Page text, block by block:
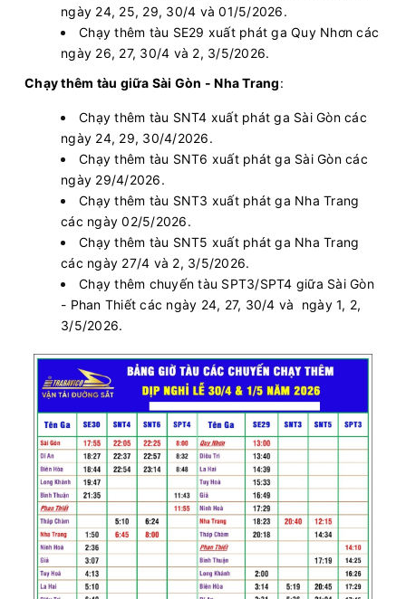
ngày 24, 25, 29, 30/4 và 01/5/2026.
Chạy thêm tàu SE29 xuất phát ga Quy Nhơn các
ngày 26, 27, 30/4 và 2, 3/5/2026.
Chạy thêm tàu giữa Sài Gòn - Nha Trang:
Chạy thêm tàu SNT4 xuất phát ga Sài Gòn các
ngày 24, 29, 30/4/2026.
Chạy thêm tàu SNT6 xuất phát ga Sài Gòn các
ngày 29/4/2026.
Chạy thêm tàu SNT3 xuất phát ga Nha Trang
các ngày 02/5/2026.
Chạy thêm tàu SNT5 xuất phát ga Nha Trang
các ngày 27/4 và 2, 3/5/2026.
Chạy thêm chuyến tàu SPT3/SPT4 giữa Sài Gòn
- Phan Thiết các ngày 24, 27, 30/4 và ngày 1, 2,
3/5/2026.